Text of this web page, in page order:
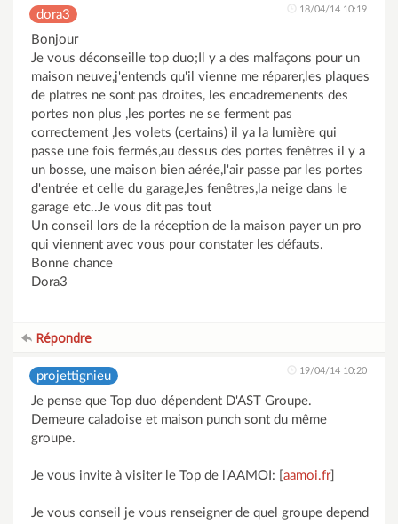
dora3 18/04/14 10:19
Bonjour
Je vous déconseille top duo;Il y a des malfaçons pour un
maison neuve,j'entends qu'il vienne me réparer,les plaques
de platres ne sont pas droites, les encadremenents des
portes non plus ,les portes ne se ferment pas
correctement ,les volets (certains) il ya la lumière qui
passe une fois fermés,au dessus des portes fenêtres il y a
un bosse, une maison bien aérée,l'air passe par les portes
d'entrée et celle du garage,les fenêtres,la neige dans le
garage etc..Je vous dit pas tout
Un conseil lors de la réception de la maison payer un pro
qui viennent avec vous pour constater les défauts.
Bonne chance
Dora3
Répondre
projettignieu 19/04/14 10:20
Je pense que Top duo dépendent D'AST Groupe.
Demeure caladoise et maison punch sont du même
groupe.
Je vous invite à visiter le Top de l'AAMOI: [ aamoi.fr]
Je vous conseil je vous renseigner de quel groupe depend